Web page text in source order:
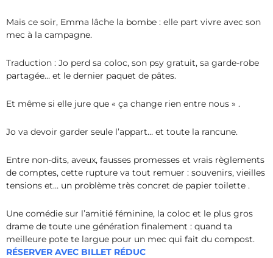
Mais ce soir, Emma lâche la bombe : elle part vivre avec son
mec à la campagne.
Traduction : Jo perd sa coloc, son psy gratuit, sa garde-robe
partagée… et le dernier paquet de pâtes.
Et même si elle jure que « ça change rien entre nous » .
Jo va devoir garder seule l’appart… et toute la rancune.
Entre non-dits, aveux, fausses promesses et vrais règlements
de comptes, cette rupture va tout remuer : souvenirs, vieilles
tensions et… un problème très concret de papier toilette .
Une comédie sur l’amitié féminine, la coloc et le plus gros
drame de toute une génération finalement : quand ta
meilleure pote te largue pour un mec qui fait du compost.
RÉSERVER AVEC BILLET RÉDUC